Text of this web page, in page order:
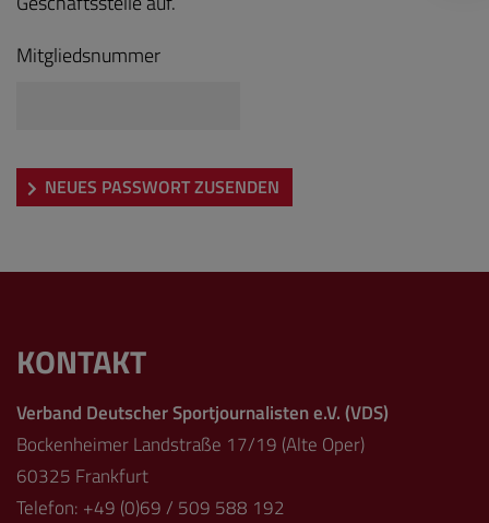
Mitgliedsnummer
NEUES PASSWORT ZUSENDEN
KONTAKT
Verband Deutscher Sportjournalisten e.V. (VDS)
Bockenheimer Landstraße 17/19 (Alte Oper)
60325 Frankfurt
Telefon: +49 (0)69 / 509 588 192